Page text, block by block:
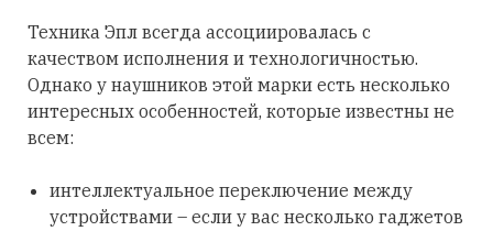
Техника Эпл всегда ассоциировалась с
качеством исполнения и технологичностью.
Однако у наушников этой марки есть несколько
интересных особенностей, которые известны не
всем:
интеллектуальное переключение между
устройствами – если у вас несколько гаджетов